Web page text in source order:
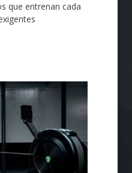
que entrenan cada